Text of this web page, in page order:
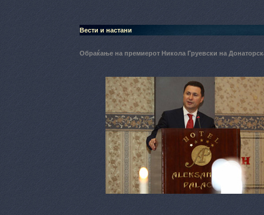
Вести и настани
Обраќање на премиерот Никола Груевски на